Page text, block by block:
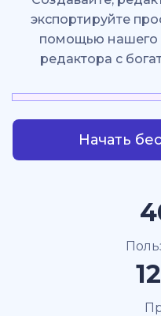
экспортируйте
помощью нашего
редактора с
Начать